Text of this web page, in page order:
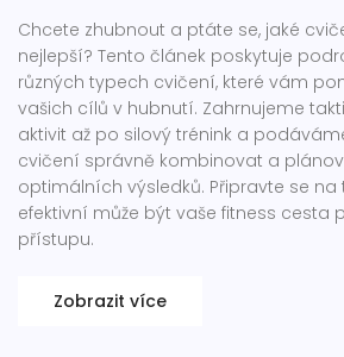
Chcete zhubnout a ptáte se, jaké
nejlepší? Tento článek poskytuje
různých typech cvičení, které vám
vašich cílů v hubnutí. Zahrnujeme
aktivit až po silový trénink a
cvičení správně kombinovat a
optimálních výsledků. Připravte se na
efektivní může být vaše fitness cesta
přístupu.
Zobrazit více